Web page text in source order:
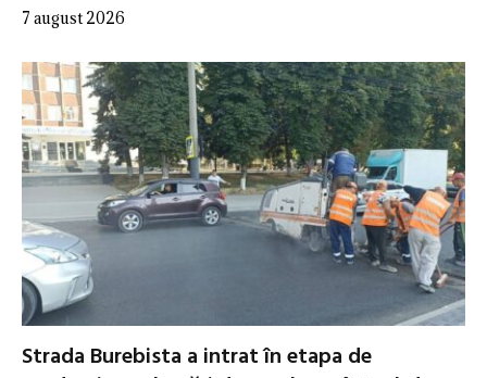
7 august 2026
Strada Burebista a intrat în etapa de